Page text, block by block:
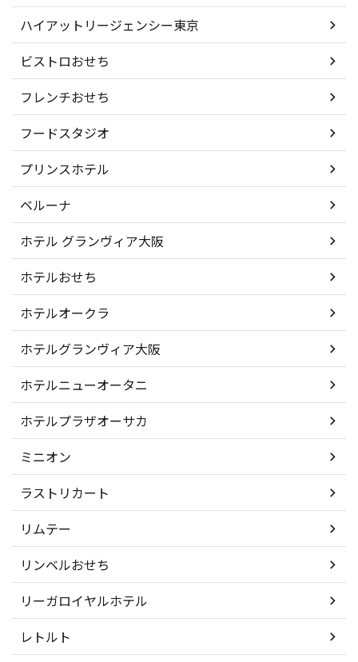
ハイアットリージェンシー東京
ビストロおせち
フレンチおせち
フードスタジオ
プリンスホテル
ベルーナ
ホテル グランヴィア大阪
ホテルおせち
ホテルオークラ
ホテルグランヴィア大阪
ホテルニューオータニ
ホテルプラザオーサカ
ミニオン
ラストリカート
リムテー
リンベルおせち
リーガロイヤルホテル
レトルト